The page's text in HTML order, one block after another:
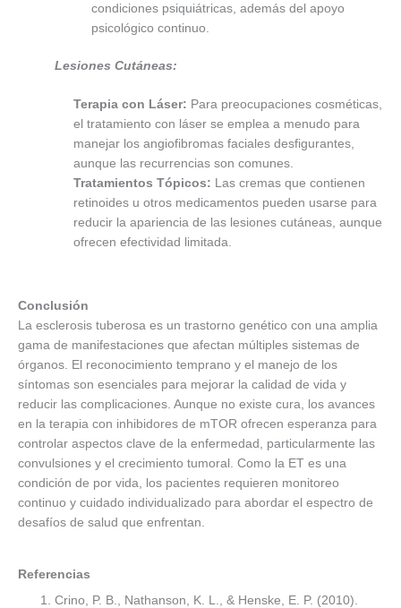
condiciones psiquiátricas, además del apoyo
psicológico continuo.
Lesiones Cutáneas:
Terapia con Láser: Para preocupaciones cosméticas,
el tratamiento con láser se emplea a menudo para
manejar los angiofibromas faciales desfigurantes,
aunque las recurrencias son comunes.
Tratamientos Tópicos: Las cremas que contienen
retinoides u otros medicamentos pueden usarse para
reducir la apariencia de las lesiones cutáneas, aunque
ofrecen efectividad limitada.
Conclusión
La esclerosis tuberosa es un trastorno genético con una amplia
gama de manifestaciones que afectan múltiples sistemas de
órganos. El reconocimiento temprano y el manejo de los
síntomas son esenciales para mejorar la calidad de vida y
reducir las complicaciones. Aunque no existe cura, los avances
en la terapia con inhibidores de mTOR ofrecen esperanza para
controlar aspectos clave de la enfermedad, particularmente las
convulsiones y el crecimiento tumoral. Como la ET es una
condición de por vida, los pacientes requieren monitoreo
continuo y cuidado individualizado para abordar el espectro de
desafíos de salud que enfrentan.
Referencias
Crino, P. B., Nathanson, K. L., & Henske, E. P. (2010).